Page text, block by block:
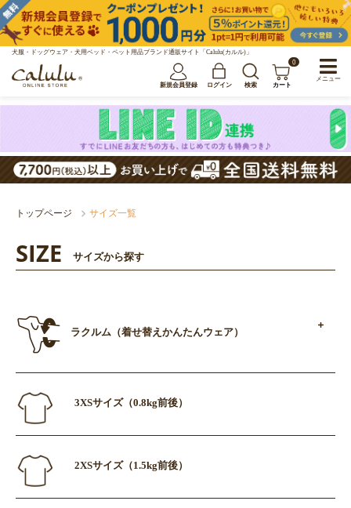
犬服・ドッグウェア・犬用ベッド・ペット用品ブランド通販サイト「Calulu(カルル)」
新規会員登録 ログイン 検索
0
カート
トップページ サイズ一覧
SIZE サイズから探す
ラクルム（着せ替えかんたんウェア）
3XSサイズ（0.8kg前後）
2XSサイズ（1.5kg前後）
メニュー